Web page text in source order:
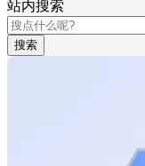
站内搜索
搜索